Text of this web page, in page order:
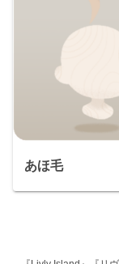
あほ毛